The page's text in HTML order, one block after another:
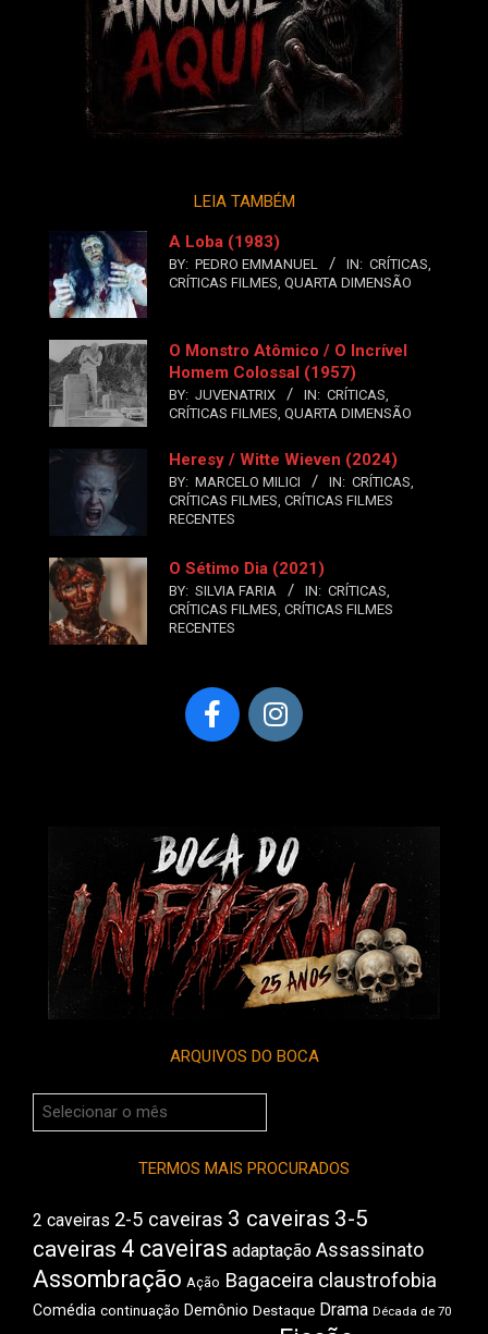
LEIA TAMBÉM
A Loba (1983)
BY: PEDRO EMMANUEL IN: CRÍTICAS,
CRÍTICAS FILMES, QUARTA DIMENSÃO
O Monstro Atômico / O Incrível
Homem Colossal (1957)
BY: JUVENATRIX IN: CRÍTICAS,
CRÍTICAS FILMES, QUARTA DIMENSÃO
Heresy / Witte Wieven (2024)
BY: MARCELO MILICI IN: CRÍTICAS,
CRÍTICAS FILMES, CRÍTICAS FILMES
RECENTES
O Sétimo Dia (2021)
BY: SILVIA FARIA IN: CRÍTICAS,
CRÍTICAS FILMES, CRÍTICAS FILMES
RECENTES
ARQUIVOS DO BOCA
Arquivos
do
TERMOS MAIS PROCURADOS
2 caveiras 2-5 caveiras 3 caveiras 3-5
caveiras 4 caveiras adaptação Assassinato
Assombração Ação Bagaceira claustrofobia
Comédia continuação Demônio Destaque Drama Década de 70